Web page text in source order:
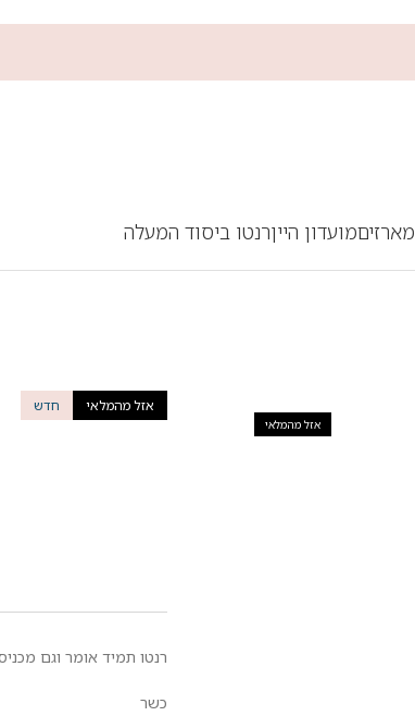
מארזיםמועדון הייןרנטו ביסוד המעלה
אזל מהמלאי
אזל מהמלאי חדש
רנטו תמיד אומר וגם
כשר